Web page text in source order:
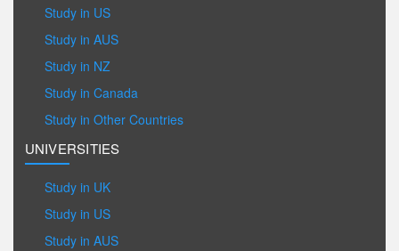
Study in US
Study in AUS
Study in NZ
Study in Canada
Study in Other Countries
UNIVERSITIES
Study in UK
Study in US
Study in AUS